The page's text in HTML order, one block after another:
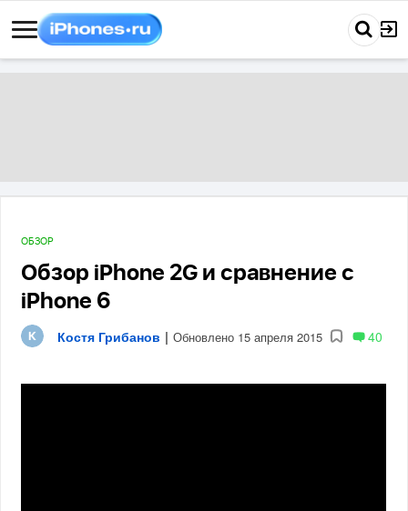
ОБЗОР
Обзор iPhone 2G и сравнение с
iPhone 6
Костя Грибанов | Обновлено 15 апреля 2015 40